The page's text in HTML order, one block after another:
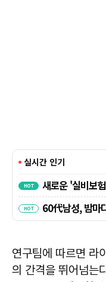
연구팀에 따르면 라
의 간격을 뛰어넘는